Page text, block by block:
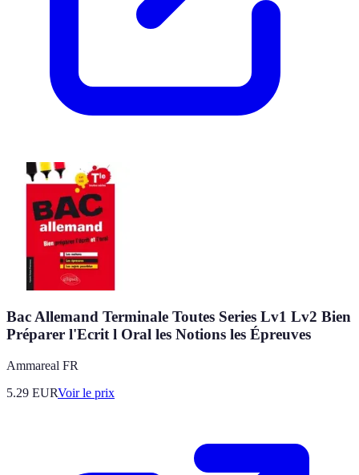
Bac Allemand Terminale Toutes Series Lv1 Lv2 Bien
Préparer l'Ecrit l Oral les Notions les Épreuves
Ammareal FR
5.29 EURVoir le prix